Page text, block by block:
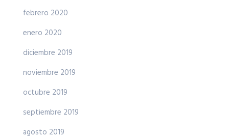
febrero 2020
enero 2020
diciembre 2019
noviembre 2019
octubre 2019
septiembre 2019
agosto 2019